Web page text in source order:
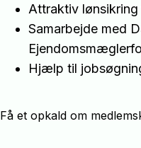
Attraktiv
Samarbejde med
Hjælp til
Få et opkald om